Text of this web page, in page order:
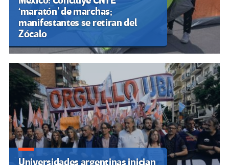
‘maratón’ de marchas;
manifestantes se retiran del
Zócalo
Universidades argentinas inician